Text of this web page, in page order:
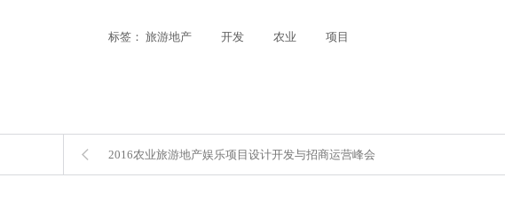
标签： 旅游地产 开发 农业 项目
2016农业旅游地产娱乐项目设计开发与招商运营峰会